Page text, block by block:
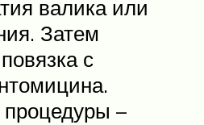
валика или
Затем
с
–